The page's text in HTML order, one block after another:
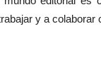
y a